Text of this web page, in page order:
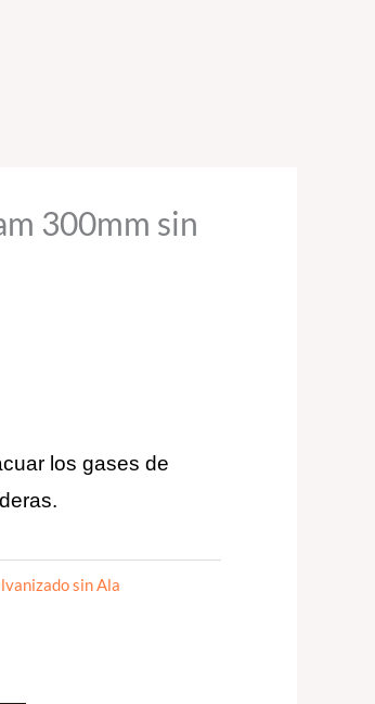
300mm sin
los gases de
sin Ala